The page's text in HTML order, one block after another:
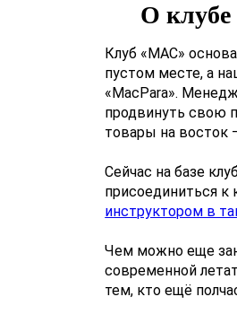
О клубе
Клуб «МАС»
пустом месте, а
«MacPara».
продвинуть свою
товары на восток
Сейчас на базе
присоединиться к
инструктором в
Чем можно еще
современной
тем, кто ещё